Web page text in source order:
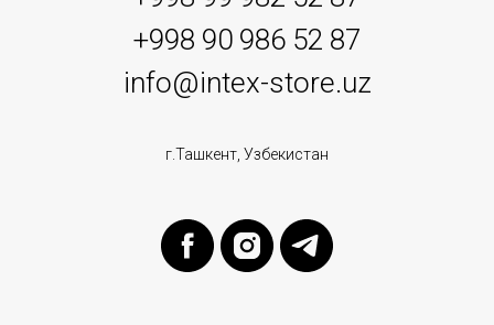
+998 90 986 52 87
info@intex-store.uz
г.Ташкент, Узбекистан